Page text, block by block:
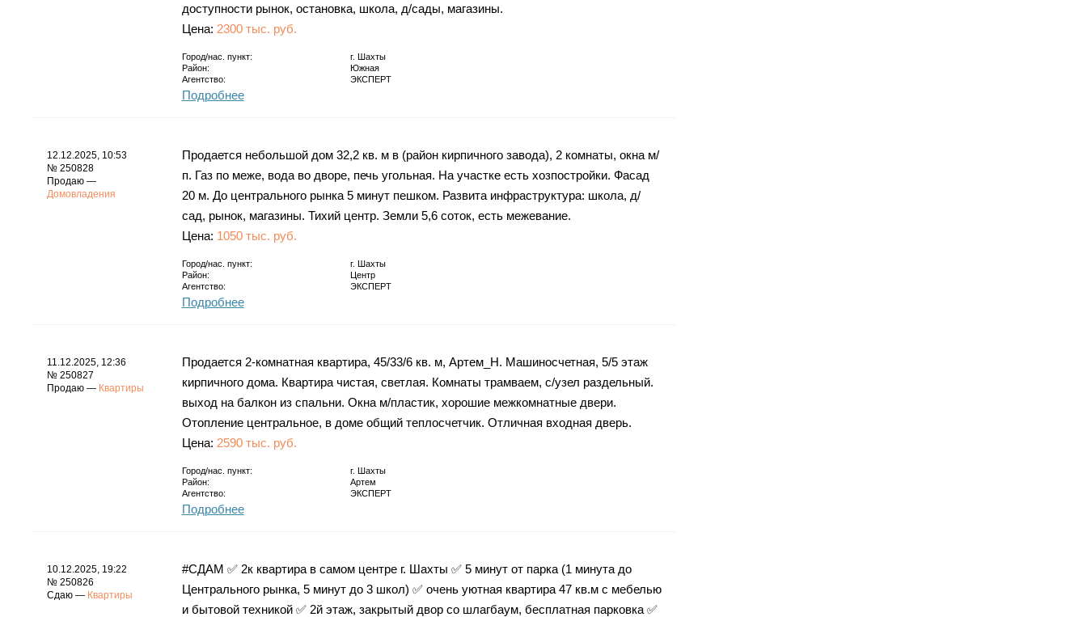
доступности рынок, остановка, школа, д/сады, магазины.
Цена: 2300 тыс. руб.
Город/нас. пункт: г. Шахты
Район:
Южная
Агентство:
ЭКСПЕРТ
Подробнее
12.12.2025, 10:53
№ 250828
Продаю —
Домовладения
Продается небольшой дом 32,2 кв. м в (район кирпичного завода), 2 комнаты, окна м/
п. Газ по меже, вода во дворе, печь угольная. На участке есть хозпостройки. Фасад
20 м. До центрального рынка 5 минут пешком. Развита инфраструктура: школа, д/
сад, рынок, магазины. Тихий центр. Земли 5,6 соток, есть межевание.
Цена: 1050 тыс. руб.
Город/нас. пункт: г. Шахты
Район:
Центр
Агентство:
ЭКСПЕРТ
Подробнее
11.12.2025, 12:36
№ 250827
Продаю — Квартиры
Продается 2-комнатная квартира, 45/33/6 кв. м, Артем_Н. Машиносчетная, 5/5 этаж
кирпичного дома. Квартира чистая, светлая. Комнаты трамваем, с/узел раздельный.
выход на балкон из спальни. Окна м/пластик, хорошие межкомнатные двери.
Отопление центральное, в доме общий теплосчетчик. Отличная входная дверь.
Цена: 2590 тыс. руб.
Город/нас. пункт: г. Шахты
Район:
Артем
Агентство:
ЭКСПЕРТ
Подробнее
10.12.2025, 19:22
№ 250826
Сдаю — Квартиры
#СДАМ ✅ 2к квартира в самом центре г. Шахты ✅ 5 минут от парка (1 минута до
Центрального рынка, 5 минут до 3 школ) ✅ очень уютная квартира 47 кв.м с мебелью
и бытовой техникой ✅ 2й этаж, закрытый двор со шлагбаум, бесплатная парковка ✅